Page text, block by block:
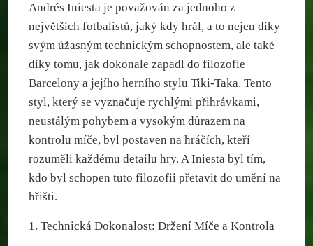
Andrés Iniesta je považován za jednoho z
největších fotbalistů, jaký kdy hrál, a to nejen díky
svým úžasným technickým schopnostem, ale také
díky tomu, jak dokonale zapadl do filozofie
Barcelony a jejího herního stylu Tiki-Taka. Tento
styl, který se vyznačuje rychlými přihrávkami,
neustálým pohybem a vysokým důrazem na
kontrolu míče, byl postaven na hráčích, kteří
rozuměli každému detailu hry. A Iniesta byl tím,
kdo byl schopen tuto filozofii přetavit do umění na
hřišti.
1. Technická Dokonalost: Držení Míče a Kontrola